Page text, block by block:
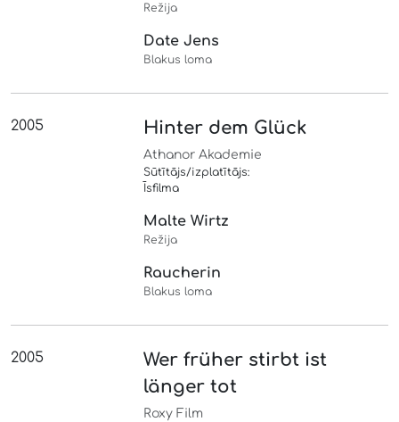
Režija
Date Jens
Blakus loma
2005 Hinter dem Glück
Athanor Akademie
Sūtītājs/izplatītājs:
Īsfilma
Malte Wirtz
Režija
Raucherin
Blakus loma
2005
Wer früher stirbt ist
länger tot
Roxy Film